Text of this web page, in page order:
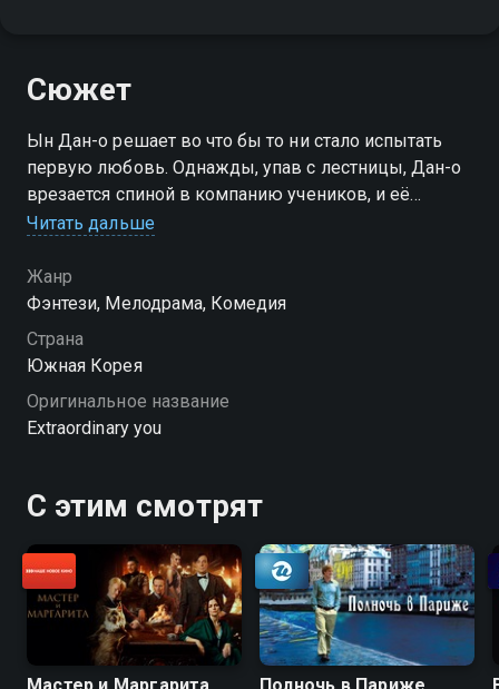
Сюжет
Ын Дан-о решает во что бы то ни стало испытать
первую любовь. Однажды, упав с лестницы, Дан-о
врезается спиной в компанию учеников, и её
сердце начинает сильно биться
Читать дальше
Жанр
Фэнтези, Мелодрама, Комедия
Страна
Южная Корея
Оригинальное название
Extraordinary you
С этим смотрят
Мастер и Маргарита Полночь в Париже